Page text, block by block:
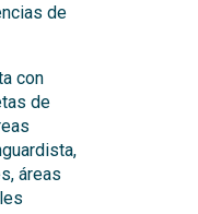
de
con
de
áreas